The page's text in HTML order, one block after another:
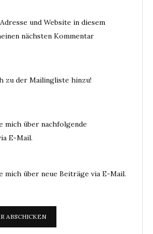
und Website in diesem
nächsten Kommentar
zu der Mailingliste hinzu!
mich über nachfolgende
E-Mail.
mich über neue Beiträge via E-Mail.